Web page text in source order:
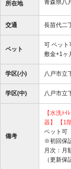
所在地 青森県八
交通 長苗代二
ペット
可 ペット
敷金+1ヶ
学区(小) 八戸市立
学区(中) 八戸市立
備考
【水洗ﾄｲﾚ
器】
【1
ペット可
※初回保
月次：月
（更新保